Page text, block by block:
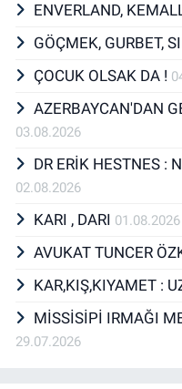
ENVERLAND,
GÖÇMEK, GURBET,
ÇOCUK OLSAK DA !
AZERBAYCAN'DAN
03.08.2026
DR ERİK HESTNES :
02.08.2026
KARI , DARI 01.08.2026
AVUKAT TUNCER
KAR,KIŞ,KIYAMET :
MİSSİSİPİ IRMAĞI
29.07.2026